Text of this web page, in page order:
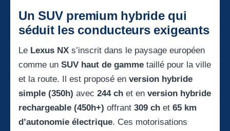
Un SUV premium hybride qui
séduit les conducteurs exigeants
Le Lexus NX s’inscrit dans le paysage européen
comme un SUV haut de gamme taillé pour la ville
et la route. Il est proposé en version hybride
simple (350h) avec 244 ch et en version hybride
rechargeable (450h+) offrant 309 ch et 65 km
d’autonomie électrique. Ces motorisations